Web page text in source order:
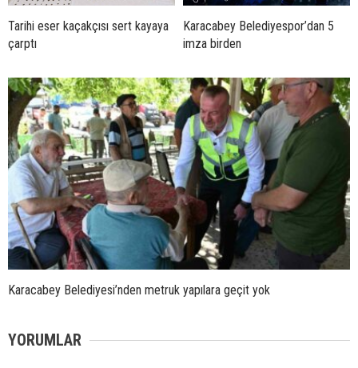
Tarihi eser kaçakçısı sert kayaya
çarptı
Karacabey Belediyespor’dan 5
imza birden
Karacabey Belediyesi’nden metruk yapılara geçit yok
YORUMLAR